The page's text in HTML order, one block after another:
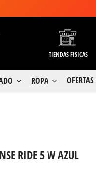
TIENDAS FISICAS
ROPA OFERTAS
RIDE 5 W AZUL